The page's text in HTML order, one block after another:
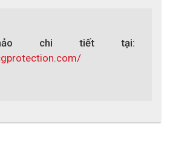
chi tiết tại: